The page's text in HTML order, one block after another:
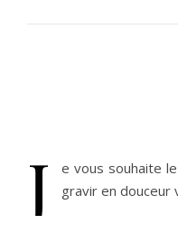
J
e vous souhaite
gravir en douceur